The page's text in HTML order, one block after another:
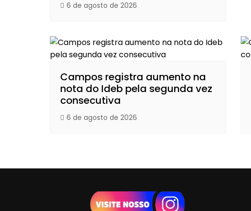
6 de agosto de 2026
Campos registra aumento na
nota do Ideb pela segunda vez
consecutiva
6 de agosto de 2026